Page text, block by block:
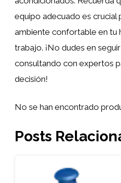
equipo adecuado es crucial
ambiente confortable en tu
trabajo. ¡No dudes en
consultando con expertos
decisión!
No se han encontrado
Posts